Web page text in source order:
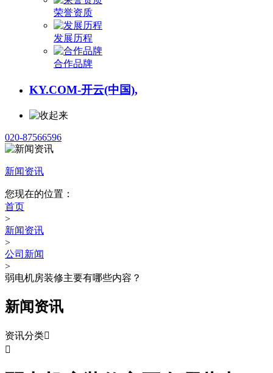
荣誉资质
发展历程
合作品牌
KY.COM-开云(中国),
020-87566596
新闻资讯
您现在的位置：
首页
>
新闻资讯
>
公司新闻
>
弱电机房装修主要有哪些内容？
新闻资讯
资讯分类
